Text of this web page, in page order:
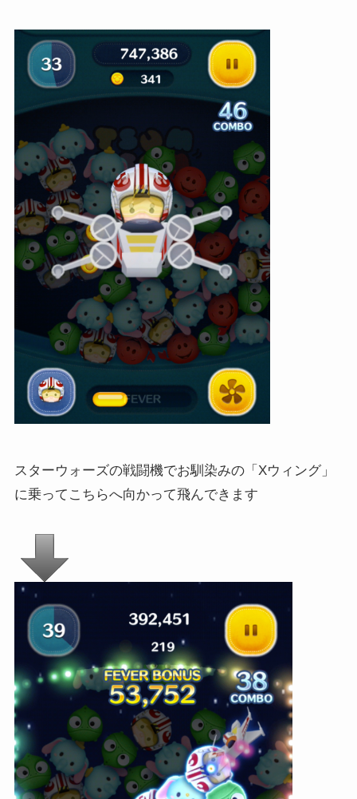
スターウォーズの戦闘機でお馴染みの「Xウィング」
に乗ってこちらへ向かって飛んできます